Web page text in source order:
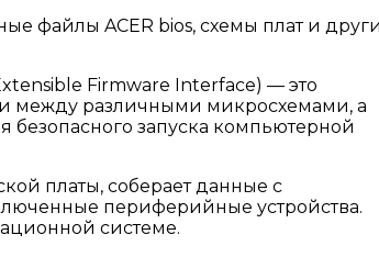
файлы ACER bios, схемы плат и
Firmware Interface) — это
между различными микросхемами, а
запуска компьютерной
платы, соберает данные с
периферийные устройства.
системе.